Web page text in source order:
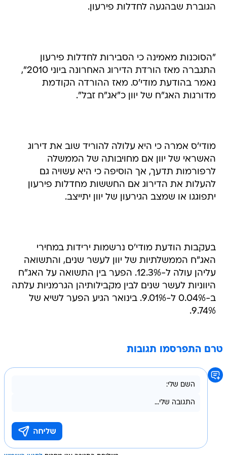
הגוברת שבהגעה לחדלות פירעון.
"הסוכנות מאמינה כי הסבירות לחדלות פירעון
התגברה מאז הורדת הדירוג האחרונה ביוני 2010",
נאמר בהודעת מודי'ס. מאז ההורדה הקודמת
מדורגות האג"ח של יוון כ"אג"ח זבל".
מודי'ס אמרה כי היא עלולה להוריד שוב את דירוג
האשראי של יוון אם מחויבותה של הממשלה
לרפורמות תדעך, אך הוסיפה כי היא עשויה גם
להעלות את הדירוג אם החששות מחדלות פירעון
יתפוגגו או שמצב הגירעון של יוון יתייצב.
בעקבות הודעת מודי'ס נרשמות ירידות במחירי
האג"ח הממשלתיות של יוון לעשר שנים, והתשואה
עליהן עולה ל-12.3%. הפער בין התשואה על האג"ח
היווניות לעשר שנים לבין מקבילותיהן הגרמניות עלתה
ב-0.04% ל-9.01%. בינואר הגיע הפער לשיא של
9.74%.
טרם התפרסמו תגובות